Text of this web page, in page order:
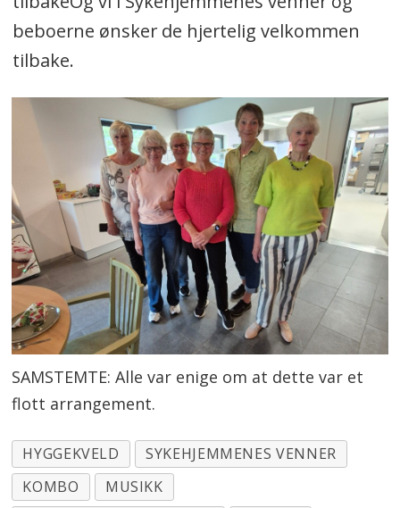
beboerne ønsker de hjertelig velkommen
tilbake.
SAMSTEMTE: Alle var enige om at dette var et
flott arrangement.
HYGGEKVELD
SYKEHJEMMENES VENNER
KOMBO
MUSIKK